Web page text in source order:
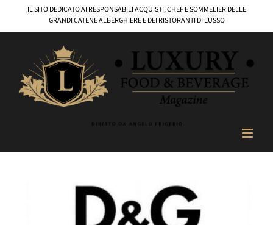
contenuto
IL SITO DEDICATO AI RESPONSABILI ACQUISTI, CHEF E SOMMELIER DELLE
GRANDI CATENE ALBERGHIERE E DEI RISTORANTI DI LUSSO